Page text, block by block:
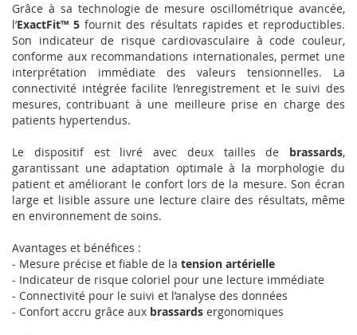
Grâce à sa technologie de mesure oscillométrique avancée,
l’ExactFit™ 5 fournit des résultats rapides et reproductibles.
Son indicateur de risque cardiovasculaire à code couleur,
conforme aux recommandations internationales, permet une
interprétation immédiate des valeurs tensionnelles. La
connectivité intégrée facilite l’enregistrement et le suivi des
mesures, contribuant à une meilleure prise en charge des
patients hypertendus.
Le dispositif est livré avec deux tailles de brassards,
garantissant une adaptation optimale à la morphologie du
patient et améliorant le confort lors de la mesure. Son écran
large et lisible assure une lecture claire des résultats, même
en environnement de soins.
Avantages et bénéfices :
- Mesure précise et fiable de la tension artérielle
- Indicateur de risque coloriel pour une lecture immédiate
- Connectivité pour le suivi et l’analyse des données
- Confort accru grâce aux brassards ergonomiques